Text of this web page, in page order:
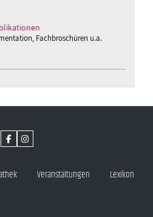
Fachbroschüren u.a.
Veranstaltungen Lexikon